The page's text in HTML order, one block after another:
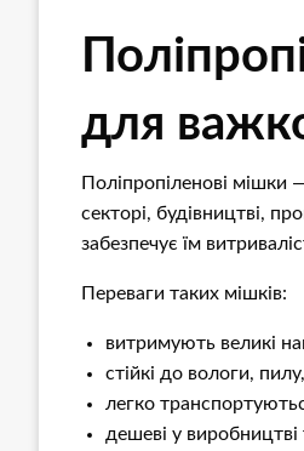
для
Поліпропіленові мішки
секторі, будівництві,
забезпечує їм
Переваги таких мішків:
витримують великі
стійкі до вологи,
легко
дешеві у